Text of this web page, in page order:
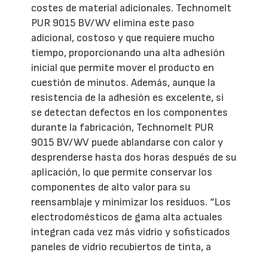
costes de material adicionales. Technomelt
PUR 9015 BV/WV elimina este paso
adicional, costoso y que requiere mucho
tiempo, proporcionando una alta adhesión
inicial que permite mover el producto en
cuestión de minutos. Además, aunque la
resistencia de la adhesión es excelente, si
se detectan defectos en los componentes
durante la fabricación, Technomelt PUR
9015 BV/WV puede ablandarse con calor y
desprenderse hasta dos horas después de su
aplicación, lo que permite conservar los
componentes de alto valor para su
reensamblaje y minimizar los residuos. “Los
electrodomésticos de gama alta actuales
integran cada vez más vidrio y sofisticados
paneles de vidrio recubiertos de tinta, a